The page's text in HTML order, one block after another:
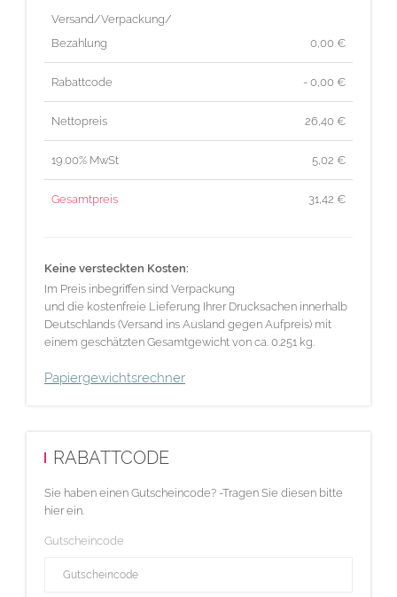
Versand/Verpackung/
Bezahlung
0,00 €
Rabattcode - 0,00 €
Nettopreis 26,40 €
19.00% MwSt 5,02 €
Gesamtpreis 31,42 €
Keine versteckten Kosten:
Im Preis inbegriffen sind Verpackung
und die kostenfreie Lieferung Ihrer Drucksachen innerhalb
Deutschlands (Versand ins Ausland gegen Aufpreis) mit
einem geschätzten Gesamtgewicht von ca. 0.251 kg.
Papiergewichtsrechner
RABATTCODE
Sie haben einen Gutscheincode? -Tragen Sie diesen bitte
hier ein.
Gutscheincode